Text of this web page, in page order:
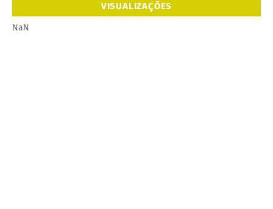
VISUALIZAÇÕES
NaN